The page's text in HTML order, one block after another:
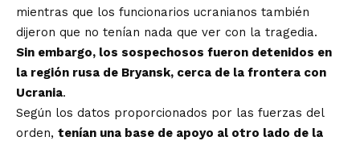
mientras que los funcionarios ucranianos también
dijeron que no tenían nada que ver con la tragedia.
Sin embargo, los sospechosos fueron detenidos en
la región rusa de Bryansk, cerca de la frontera con
Ucrania.
Según los datos proporcionados por las fuerzas del
orden, tenían una base de apoyo al otro lado de la